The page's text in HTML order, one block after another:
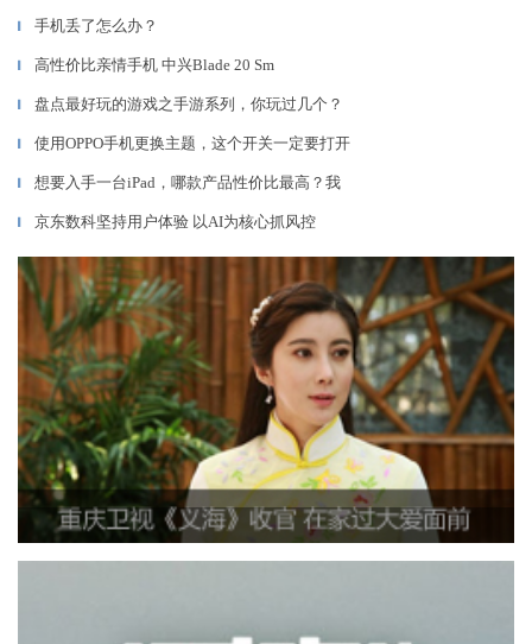
▎ 手机丢了怎么办？
▎ 高性价比亲情手机 中兴Blade 20 Sm
▎ 盘点最好玩的游戏之手游系列，你玩过几个？
▎ 使用OPPO手机更换主题，这个开关一定要打开
▎ 想要入手一台iPad，哪款产品性价比最高？我
▎ 京东数科坚持用户体验 以AI为核心抓风控